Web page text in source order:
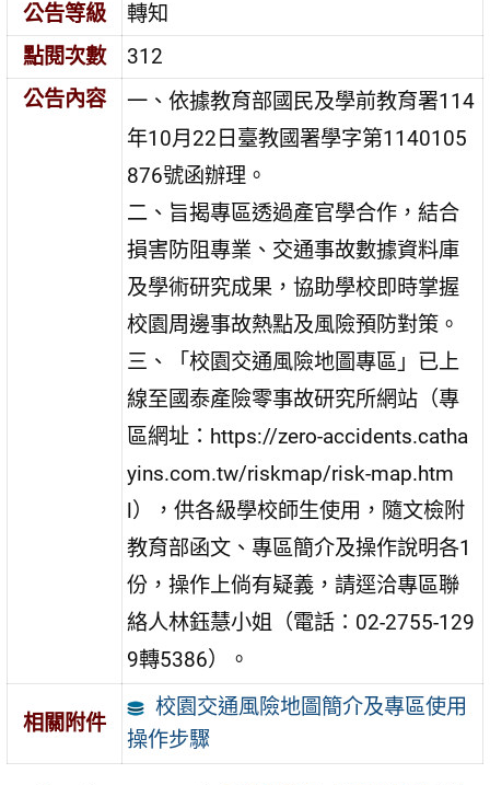
公告等級
轉知
點閱次數
312
公告內容
一、依據教育部國民及學前教育署114
年10月22日臺教國署學字第1140105
876號函辦理。
二、旨揭專區透過產官學合作，結合
損害防阻專業、交通事故數據資料庫
及學術研究成果，協助學校即時掌握
校園周邊事故熱點及風險預防對策。
三、「校園交通風險地圖專區」已上
線至國泰產險零事故研究所網站（專
區網址：https://zero-accidents.catha
yins.com.tw/riskmap/risk-map.htm
l），供各級學校師生使用，隨文檢附
教育部函文、專區簡介及操作說明各1
份，操作上倘有疑義，請逕洽專區聯
絡人林鈺慧小姐（電話：02-2755-129
9轉5386）。
相關附件
校園交通風險地圖簡介及專區使用
操作步驟